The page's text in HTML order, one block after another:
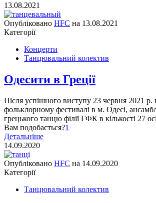
13.08.2021
Опубліковано HFC на 13.08.2021
Категорії
Концерти
Танцювальний колектив
Одесити в Греції
Після успішного виступу 23 червня 2021
фольклорному фестивалі в м. Одесі,
грецького танцю філії ГФК в кількості 27
Вам подобається?1
Детальніше
14.09.2020
Опубліковано HFC на 14.09.2020
Категорії
Танцювальний колектив